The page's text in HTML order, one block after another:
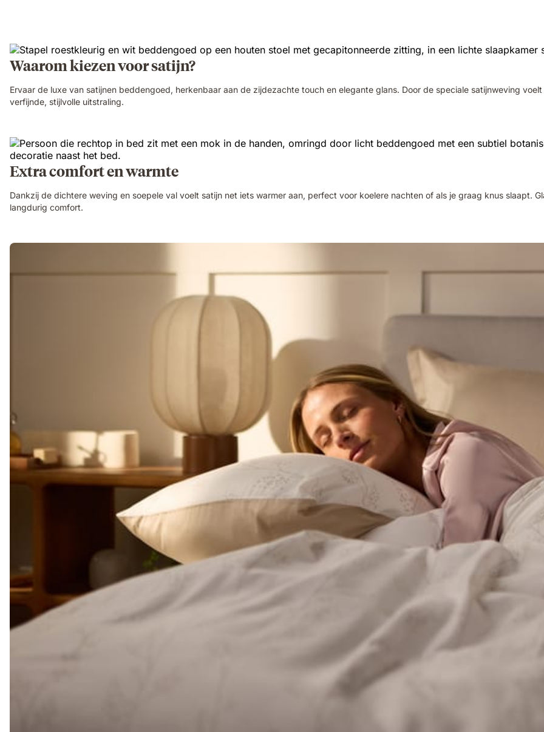
Waarom kiezen voor satijn?
Ervaar de luxe van satijnen beddengoed, herkenbaar aan de zijdezachte touch en elegante glans. Door de speciale satijnweving
verfijnde, stijlvolle uitstraling.
Extra comfort en warmte
Dankzij de dichtere weving en soepele val voelt satijn net iets warmer aan, perfect voor koelere nachten of als je graag knus slaapt.
langdurig comfort.